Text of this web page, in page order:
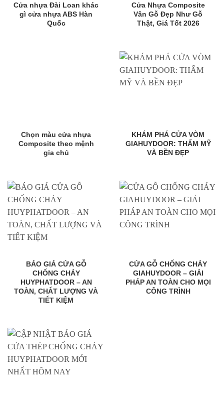
Cửa nhựa Đài Loan khác
gì cửa nhựa ABS Hàn
Quốc
Cửa Nhựa Composite
Vân Gỗ Đẹp Như Gỗ
Thật, Giá Tốt 2026
Chọn màu cửa nhựa
Composite theo mệnh
gia chủ
KHÁM PHÁ CỬA VÒM
GIAHUYDOOR: THẨM MỸ
VÀ BỀN ĐẸP
BÁO GIÁ CỬA GỖ
CHỐNG CHÁY
HUYPHATDOOR – AN
TOÀN, CHẤT LƯỢNG VÀ
TIẾT KIỆM
CỬA GỖ CHỐNG CHÁY
GIAHUYDOOR – GIẢI
PHÁP AN TOÀN CHO MỌI
CÔNG TRÌNH